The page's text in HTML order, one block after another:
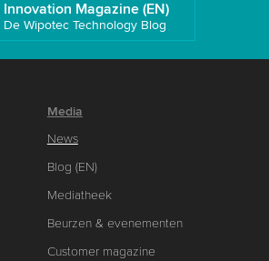
Innovation Magazine (EN)
De Wipotec Technology Blog
Media
News
Blog (EN)
Mediatheek
Beurzen & evenementen
Customer magazine